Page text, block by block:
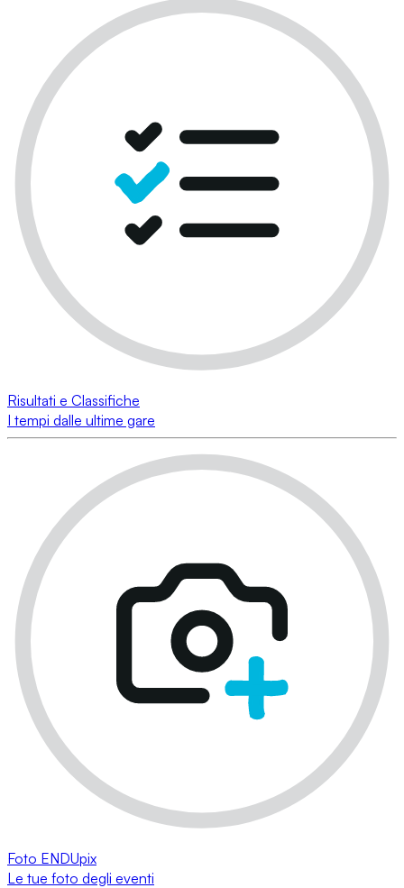
Risultati e Classifiche
I tempi dalle ultime gare
Foto ENDUpix
Le tue foto degli eventi